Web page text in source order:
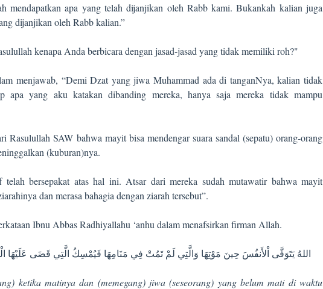
mendapatkan apa yang telah dijanjikan oleh Rabb kami. Bukankah kalian juga
dijanjikan oleh Rabb kalian.”
kenapa Anda berbicara dengan jasad-jasad yang tidak memiliki roh?"
menjawab, “Demi Dzat yang jiwa Muhammad ada di tanganNya, kalian tidak
apa yang aku katakan dibanding mereka, hanya saja mereka tidak mampu
Rasulullah SAW bahwa mayit bisa mendengar suara sandal (sepatu) orang-orang
(kuburan)nya.
bersepakat atas hal ini. Atsar dari mereka sudah mutawatir bahwa mayit
dan merasa bahagia dengan ziarah tersebut”.
Ibnu Abbas Radhiyallahu ‘anhu dalam menafsirkan firman Allah.
اللهُ يَتَوَفَّى اْلأَنفُسَ حِينَ مَوْتِهَا وَالَّتِي لَمْ تَمُتْ فِي مَنَامِهَا فَيُمْسِكُ الَّتِي قَضَى
ketika matinya dan (memegang) jiwa (seseorang) yang belum mati di waktu